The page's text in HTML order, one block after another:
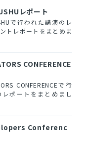
レポート
で行われた講演のレ
トレポートをまとめま
CONFERENCE
CONFERENCEで行
ポートをまとめまし
Conferenc